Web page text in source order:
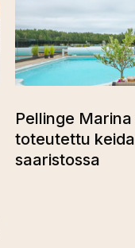
Pellinge
toteutettu
saaristossa